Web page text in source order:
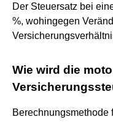
Der Steuersatz bei
%, wohingegen
Wie wird die
Berechnungsmethode